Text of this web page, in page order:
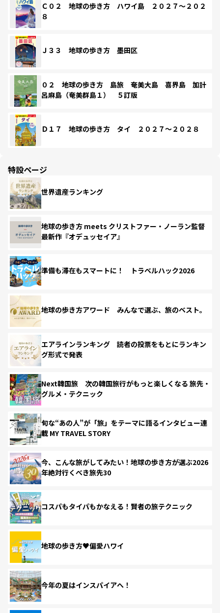
Ｃ０２ 地球の歩き方 ハワイ島 ２０２７～２０２
８
Ｊ３３ 地球の歩き方 墨田区
０２ 地球の歩き方 島旅 奄美大島 喜界島 加計
呂麻島（奄美群島１） ５訂版
Ｄ１７ 地球の歩き方 タイ ２０２７～２０２８
特設ページ
世界遺産ランキング
地球の歩き方 meets クリストファー・ノーラン監督
最新作『オデュッセイア』
準備も滞在もスマートに！ トラベルハック2026
地球の歩き方アワード みんなで選ぶ、旅のベスト。
エアラインランキング 読者の投票をもとにランキン
グ形式で発表
Next韓国旅 次の韓国旅行がもっと楽しくなる 旅先・
グルメ・テクニック
旬な“あの人”が「旅」をテーマに語るインタビュー連
載 MY TRAVEL STORY
今、こんな旅がしてみたい！地球の歩き方が選ぶ2026
年絶対行くべき旅先30
コスパもタイパもかなえる！賢者の旅テクニック
地球の歩き方♥偏愛ハワイ
今年の夏はインスパイアへ！